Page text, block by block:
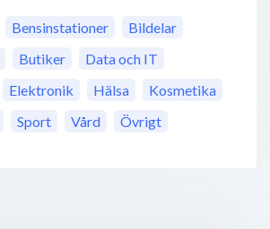
Bensinstationer
Bildelar
Butiker
Data och IT
Elektronik Hälsa
Kosmetika
Sport Vård Övrigt